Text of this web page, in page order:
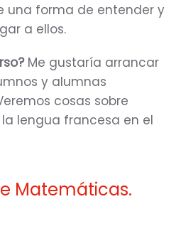
una forma de entender y
a ellos.
Me gustaría arrancar
y alumnas
cosas sobre
lengua francesa en el
Matemáticas.